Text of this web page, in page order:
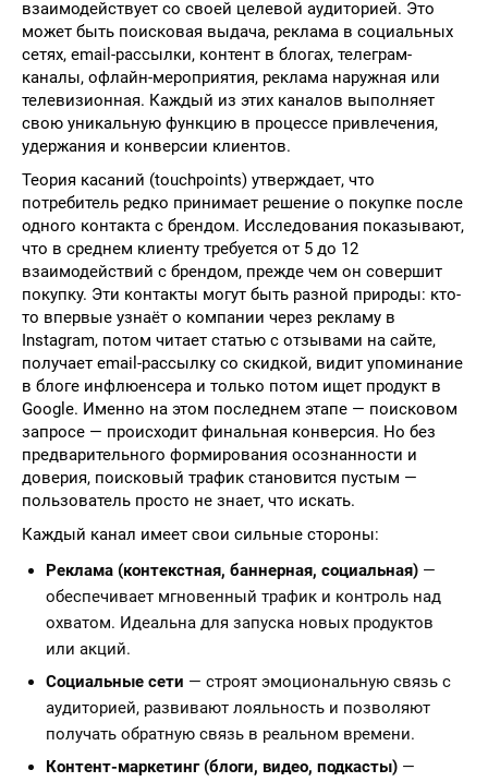
взаимодействует со своей целевой аудиторией. Это
может быть поисковая выдача, реклама в социальных
сетях, email-рассылки, контент в блогах, телеграм-
каналы, офлайн-мероприятия, реклама наружная или
телевизионная. Каждый из этих каналов выполняет
свою уникальную функцию в процессе привлечения,
удержания и конверсии клиентов.
Теория касаний (touchpoints) утверждает, что
потребитель редко принимает решение о покупке после
одного контакта с брендом. Исследования показывают,
что в среднем клиенту требуется от 5 до 12
взаимодействий с брендом, прежде чем он совершит
покупку. Эти контакты могут быть разной природы: кто-
то впервые узнаёт о компании через рекламу в
Instagram, потом читает статью с отзывами на сайте,
получает email-рассылку со скидкой, видит упоминание
в блоге инфлюенсера и только потом ищет продукт в
Google. Именно на этом последнем этапе — поисковом
запросе — происходит финальная конверсия. Но без
предварительного формирования осознанности и
доверия, поисковый трафик становится пустым —
пользователь просто не знает, что искать.
Каждый канал имеет свои сильные стороны:
Реклама (контекстная, баннерная, социальная) —
обеспечивает мгновенный трафик и контроль над
охватом. Идеальна для запуска новых продуктов
или акций.
Социальные сети — строят эмоциональную связь с
аудиторией, развивают лояльность и позволяют
получать обратную связь в реальном времени.
Контент-маркетинг (блоги, видео, подкасты) —